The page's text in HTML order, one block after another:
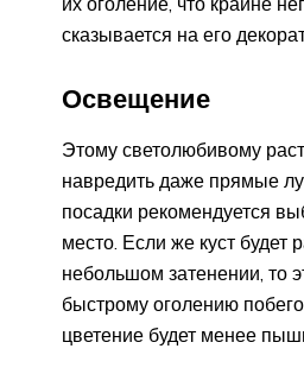
сказывается на его
Освещение
Этому светолюбивому
навредить даже прямые
посадки рекомендуется
место. Если же куст будет
небольшом затенении, то
быстрому оголению
цветение будет менее